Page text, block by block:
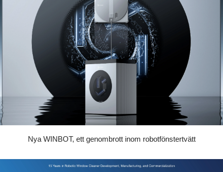
Nya WINBOT, ett genombrott inom robotfönstertvätt